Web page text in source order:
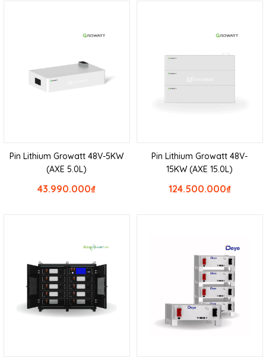
Pin Lithium Growatt 48V-5KW
(AXE 5.0L)
₫
43.990.000
Pin Lithium Growatt 48V-
15KW (AXE 15.0L)
₫
124.500.000